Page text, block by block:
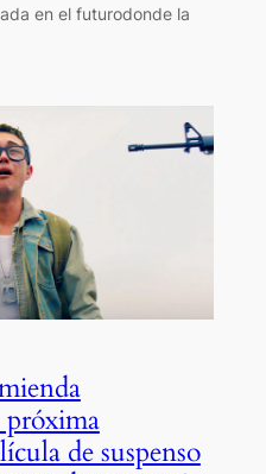
en el futurodonde la
próxima
de suspenso